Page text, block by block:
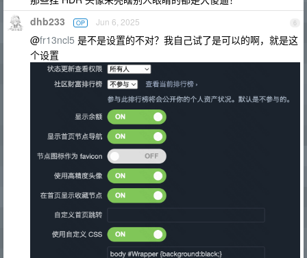
6
dhb233 OP Jun 6, 2025
@fr13ncl5 是不是设置的不对？我自己试了是可以的啊，就是这
个设置